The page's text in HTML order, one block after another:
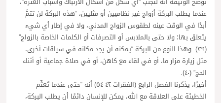
عندما يطلب البركة أزواج غير نظاميين أو مثليين، “هذه البركة لن تتمَّ
أبدًا في الوقت عينه لطقوس الزواج المدني، ولا في إطار أي شيء
يتعلق بها؛ ولا حتى بالملابس أو التصرفات أو الكلمات الخاصة بالزواج”
(٣٩). وهذا النوع من البركة “يمكنه أن يجد مكانه في سياقات أخرى،
مثل زيارة مزار ما، أو في لقاء مع كاهن، أو في صلاة جماعية أو أثناء
الحج” (٤٠).
أخيرًا، يذكرنا الفصل الرابع (الفقرات ٤٢-٥٤) أنه “حتى عندما تُعتِّم
الخطيئة على العلاقة مع الله، يمكن للإنسان دائمًا أن يطلب البركة،